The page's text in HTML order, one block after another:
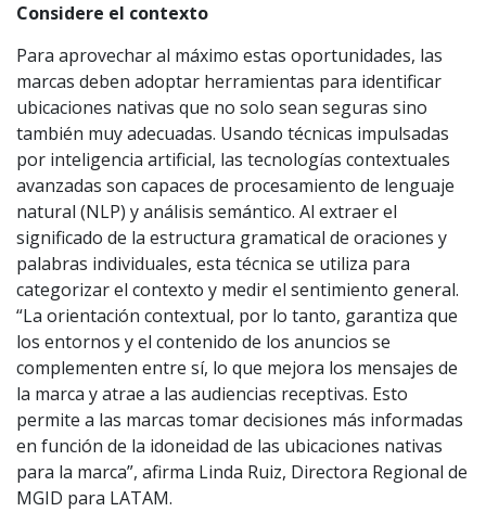
Considere el contexto
Para aprovechar al máximo estas oportunidades, las
marcas deben adoptar herramientas para identificar
ubicaciones nativas que no solo sean seguras sino
también muy adecuadas. Usando técnicas impulsadas
por inteligencia artificial, las tecnologías contextuales
avanzadas son capaces de procesamiento de lenguaje
natural (NLP) y análisis semántico. Al extraer el
significado de la estructura gramatical de oraciones y
palabras individuales, esta técnica se utiliza para
categorizar el contexto y medir el sentimiento general.
“La orientación contextual, por lo tanto, garantiza que
los entornos y el contenido de los anuncios se
complementen entre sí, lo que mejora los mensajes de
la marca y atrae a las audiencias receptivas. Esto
permite a las marcas tomar decisiones más informadas
en función de la idoneidad de las ubicaciones nativas
para la marca”, afirma Linda Ruiz, Directora Regional de
MGID para LATAM.